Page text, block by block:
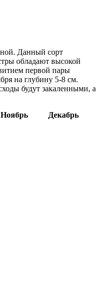
Данный сорт
обладают высокой
первой пары
на глубину 5-8 см.
будут закаленными, а
Ноябрь
Декабрь